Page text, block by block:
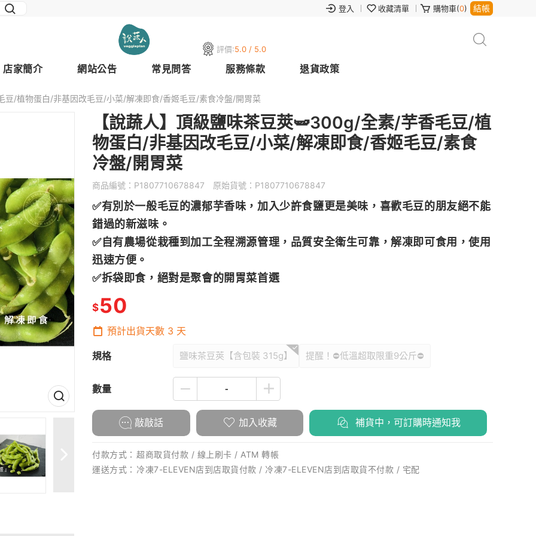
登入 收藏清單 購物車(0) 結帳
評價:5.0 / 5.0
店家簡介 網站公告 常見問答 服務條款 退貨政策
/植物蛋白/非基因改毛豆/小菜/解凍即食/香姬毛豆/素食冷盤/開胃菜
【說蔬人】頂級鹽味茶豆莢🫛300g/全素/芋香毛豆/植
物蛋白/非基因改毛豆/小菜/解凍即食/香姬毛豆/素食
冷盤/開胃菜
商品編號： P1807710678847 原始貨號： P1807710678847
✅有別於一般毛豆的濃郁芋香味，加入少許食鹽更是美味，喜歡毛豆的朋友絕不能
錯過的新滋味。
✅自有農場從栽種到加工全程溯源管理，品質安全衛生可靠，解凍即可食用，使用
迅速方便。
✅拆袋即食，絕對是聚會的開胃菜首選
$50
預計出貨天數 3 天
規格 鹽味茶豆莢【含包裝 315g】 提醒！⛔低溫超取限重9公斤⛔
數量
敲敲話 加入收藏 補貨中，可訂購時通知我
付款方式： 超商取貨付款 / 線上刷卡 / ATM 轉帳
運送方式： 冷凍7-ELEVEN店到店取貨付款 / 冷凍7-ELEVEN店到店取貨不付款 / 宅配